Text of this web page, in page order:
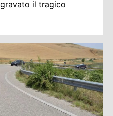
il tragico